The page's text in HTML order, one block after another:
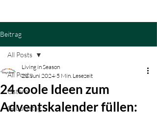
Beitrag
All Posts
Ostern
Geburtstag
All Posts
24 coole Ideen zum
Adventskalender füllen:
Living in Season
21. Juni 2024 5 Min. Lesezeit